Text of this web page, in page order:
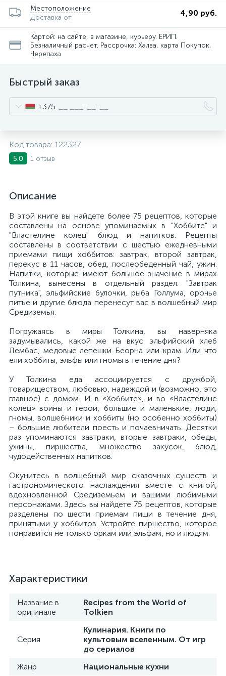
Местоположение
Доставка от
4,90 руб.
Картой: на сайте, в магазине, курьеру. ЕРИП.
Безналичный расчет. Рассрочка: Халва, карта Покупок,
Черепаха
Быстрый заказ
+375
Код товара: 122327
5.0 1 отзыв
Описание
В этой книге вы найдете более 75 рецептов, которые
составлены на основе упоминаемых в "Хоббите" и
"Властелине колец" блюд и напитков. Рецепты
составлены в соответствии с шестью ежедневными
приемами пищи хоббитов: завтрак, второй завтрак,
перекус в 11 часов, обед, послеобеденный чай, ужин.
Напитки, которые имеют большое значение в мирах
Толкина, вынесены в отдельный раздел. "Завтрак
путника", эльфийские булочки, рыба Голлума, орочье
питье и другие блюда перенесут вас в волшебный мир
Средиземья.
Погружаясь в миры Толкина, вы наверняка
задумывались, какой же на вкус эльфийский хлеб
Лембас, медовые лепешки Беорна или крам. Или что
ели хоббиты, эльфы или гномы в течение дня?
У Толкина еда ассоциируется с дружбой,
товариществом, любовью, надеждой и (возможно, это
главное) с домом. И в «Хоббите», и во «Властелине
колец» воины и герои, большие и маленькие, люди,
гномы, волшебники и хоббиты (но особенно хоббиты)
– большие любители поесть и почаевничать. Десятки
раз упоминаются завтраки, вторые завтраки, обеды,
ужины, пиршества, множество закусок, блюд,
чудодейственных напитков.
Окунитесь в волшебный мир сказочных существ и
гастрономического наслаждения вместе с книгой,
вдохновленной Средиземьем и вашими любимыми
персонажами. Здесь вы найдете 75 рецептов, которые
разделены по шести приемам пищи в течение дня,
принятыми у хоббитов. Устройте пиршество, которое
понравится не только оркам или эльфам, но и людям.
Характеристики
Название в
оригинале
Recipes from the World of
Tolkien
Серия
Кулинария. Книги по
культовым вселенным. От игр
до сериалов
Жанр
Национальные кухни